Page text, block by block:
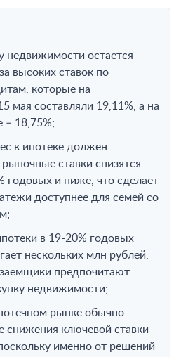
недвижимости остается
высоких ставок по
которые на
мая составляли 19,11%, а на
– 18,75%;
к ипотеке должен
рыночные ставки снизятся
годовых и ниже, что сделает
доступнее для семей со
в 19-20% годовых
нескольких млн рублей,
предпочитают
недвижимости;
рынке обычно
снижения ключевой ставки
именно от решений